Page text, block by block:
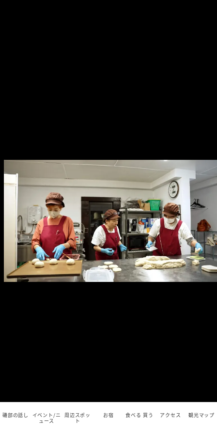
磯部の話し
イベント/ニ
ュース
周辺スポッ
ト
お宿 食べる 買う アクセス 観光マップ